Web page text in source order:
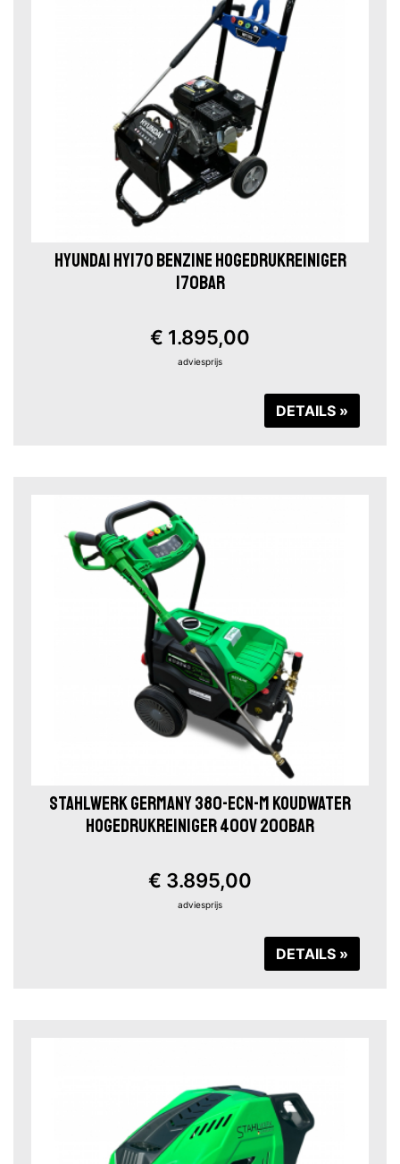
HYUNDAI HY170 BENZINE HOGEDRUKREINIGER
170BAR
€ 1.895,00
adviesprijs
DETAILS »
STAHLWERK GERMANY 380-ECN-M KOUDWATER
HOGEDRUKREINIGER 400V 200BAR
€ 3.895,00
adviesprijs
DETAILS »